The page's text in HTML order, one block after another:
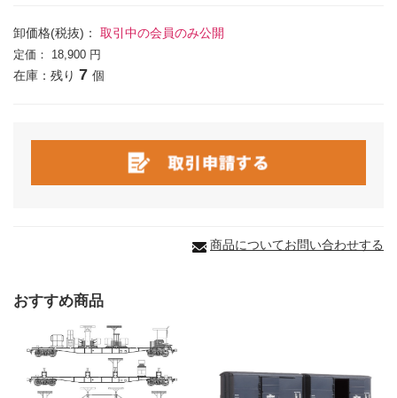
卸価格(税抜)： 取引中の会員のみ公開
定価： 18,900 円
在庫：残り 7 個
商品についてお問い合わせする
おすすめ商品